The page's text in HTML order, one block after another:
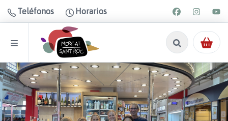
Teléfonos Horarios